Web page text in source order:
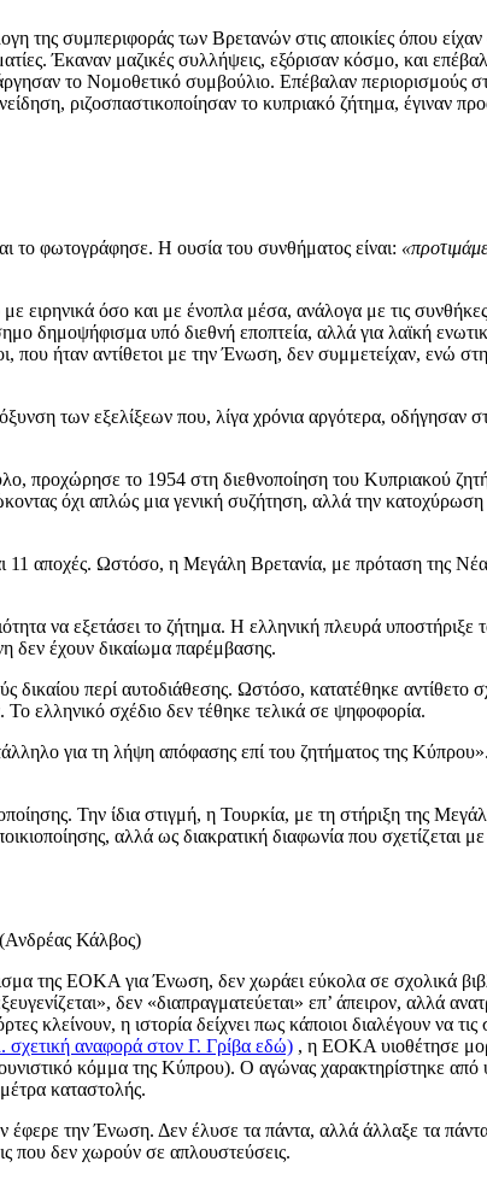
της συμπεριφοράς των Βρετανών στις αποικίες όπου
Έκαναν μαζικές συλλήψεις, εξόρισαν κόσμο, και
το Νομοθετικό συμβούλιο. Επέβαλαν περιορισμούς
ριζοσπαστικοποίησαν το κυπριακό ζήτημα, έγιναν
το φωτογράφησε. Η ουσία του συνθήματος είναι:
ειρηνικά όσο και με ένοπλα μέσα, ανάλογα με τις
δημοψήφισμα υπό διεθνή εποπτεία, αλλά για λαϊκή
ήταν αντίθετοι με την Ένωση, δεν συμμετείχαν, ενώ
των εξελίξεων που, λίγα χρόνια αργότερα, οδήγησαν
προχώρησε το 1954 στη διεθνοποίηση του Κυπριακού
όχι απλώς μια γενική συζήτηση, αλλά την κατοχύρωση
11 αποχές. Ωστόσο, η Μεγάλη Βρετανία, με πρόταση της
να εξετάσει το ζήτημα. Η ελληνική πλευρά υποστήριξε
δεν έχουν δικαίωμα παρέμβασης.
δικαίου περί αυτοδιάθεσης. Ωστόσο, κατατέθηκε αντίθετο
ελληνικό σχέδιο δεν τέθηκε τελικά σε ψηφοφορία.
για τη λήψη απόφασης επί του ζητήματος της
Την ίδια στιγμή, η Τουρκία, με τη στήριξη της
αλλά ως διακρατική διαφωνία που σχετίζεται
(Ανδρέας Κάλβος)
της ΕΟΚΑ για Ένωση, δεν χωράει εύκολα σε σχολικά
δεν «διαπραγματεύεται» επ’ άπειρον, αλλά
κλείνουν, η ιστορία δείχνει πως κάποιοι διαλέγουν να
σχετική αναφορά στον Γ. Γρίβα εδώ) , η ΕΟΚΑ υιοθέτησε
κόμμα της Κύπρου). Ο αγώνας χαρακτηρίστηκε
καταστολής.
έφερε την Ένωση. Δεν έλυσε τα πάντα, αλλά άλλαξε τα
που δεν χωρούν σε απλουστεύσεις.